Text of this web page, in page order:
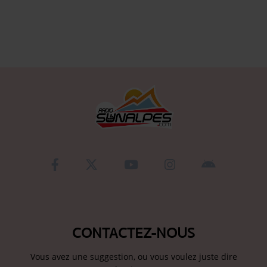
CONTACTEZ-NOUS
Vous avez une suggestion, ou vous voulez juste dire